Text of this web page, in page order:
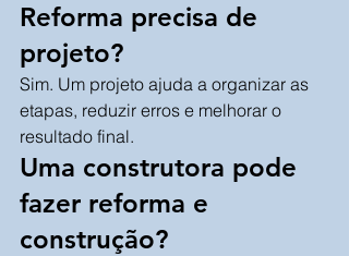
Reforma precisa de
projeto?
Sim. Um projeto ajuda a organizar as
etapas, reduzir erros e melhorar o
resultado final.
Uma construtora pode
fazer reforma e
construção?